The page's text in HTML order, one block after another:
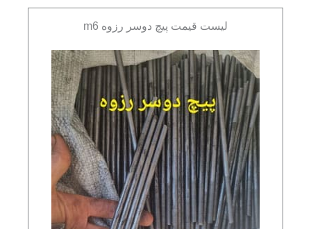
لیست قیمت پیچ دوسر رزوه m6